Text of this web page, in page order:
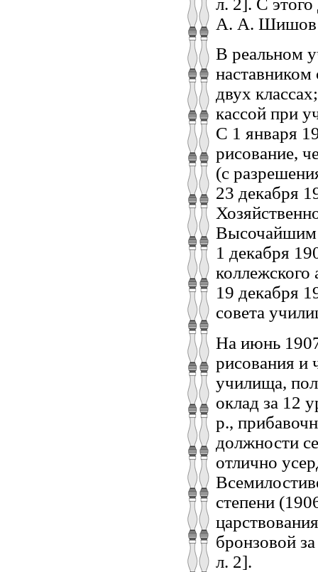
А. А. Шишов
В реальном
наставником
двух
кассой при
С 1 января
рисование,
(с
23 декабря
Высочайшим
1 декабря
коллежского
19 декабря
совета
На июнь
рисования и
училища,
оклад за 12
р.,
должности
отлично
степени
бронзовой
л. 2].